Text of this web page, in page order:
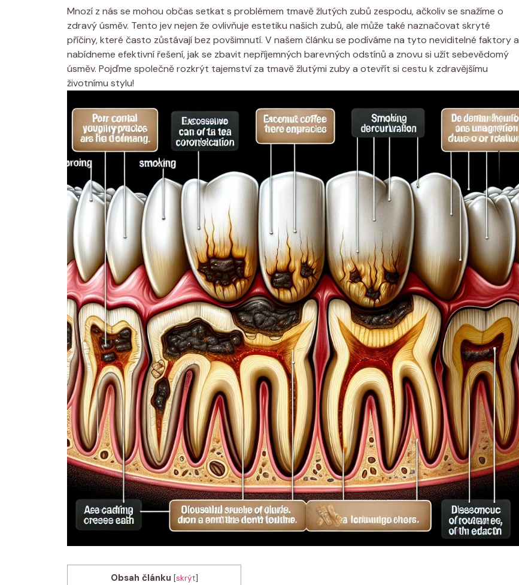
Mnozí z nás se mohou občas setkat s problémem tmavě žlutých zubů zespodu, ačkoliv se snažíme o
zdravý úsměv. Tento jev nejen že ovlivňuje estetiku našich zubů, ale může také naznačovat skryté
příčiny, které často zůstávají bez povšimnutí. V našem článku se podíváme na tyto neviditelné faktory a
nabídneme efektivní řešení, jak se zbavit nepříjemných barevných odstínů a znovu si užít sebevědomý
úsměv. Pojďme společně rozkrýt tajemství za tmavě žlutými zuby a otevřít si cestu k zdravějšímu
životnímu stylu!
Obsah článku [skrýt]